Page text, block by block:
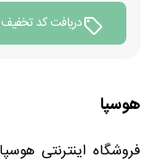
دریافت کد تخفیف
هوسپا